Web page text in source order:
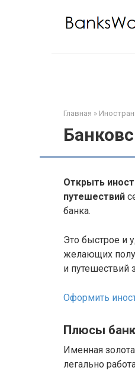
Главная »
Открыть
путешествий
банка.
Это быстрое и
желающих
и путешествий
Оформить
Плюсы
Именная
легально